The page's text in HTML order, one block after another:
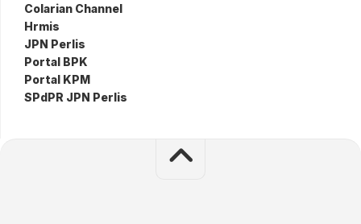
Colarian Channel
Hrmis
JPN Perlis
Portal BPK
Portal KPM
SPdPR JPN Perlis